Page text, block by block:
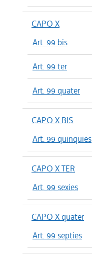
CAPO X
Art. 99 bis
Art. 99 ter
Art. 99 quater
CAPO X BIS
Art. 99 quinquies
CAPO X TER
Art. 99 sexies
CAPO X quater
Art. 99 septies